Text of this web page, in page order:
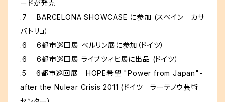
ードが発売
.7 BARCELONA SHOWCASE に参加 (スペイン カサ
バトリョ）
.6 6都市巡回展 ベルリン展に参加（ドイツ）
.6 6都市巡回展 ライプツィヒ展に出品 (ドイツ）
.5 6都市巡回展 HOPE希望 "Power from Japan"-
after the Nulear Crisis 2011 (ドイツ ラーテノウ芸術